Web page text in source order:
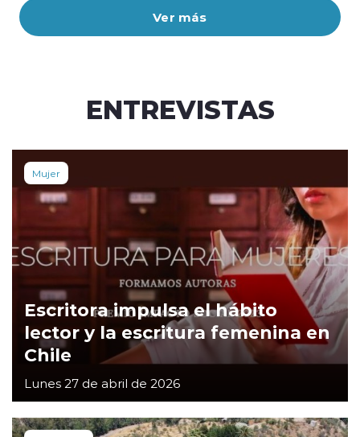
Ver más
ENTREVISTAS
Mujer
Escritora impulsa el hábito
lector y la escritura femenina en
Chile
Lunes 27 de abril de 2026